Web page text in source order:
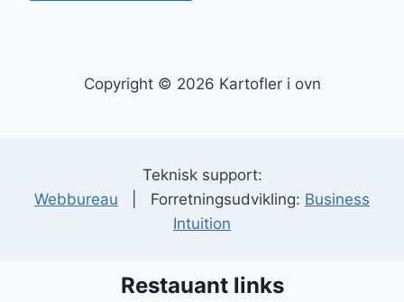
Copyright © 2026 Kartofler i ovn
Teknisk support:
Webbureau | Forretningsudvikling: Business
Intuition
Restauant links